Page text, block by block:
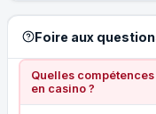
Foire aux
Quelles
en casino ?